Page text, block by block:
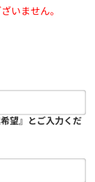
いません。
望』とご入力くだ